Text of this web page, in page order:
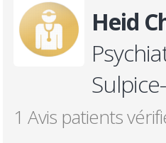
Heid
1 Avis patients